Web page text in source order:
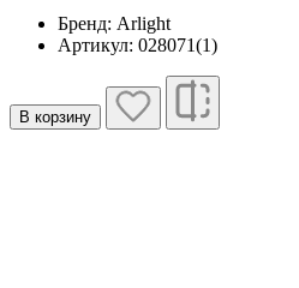
Бренд: Arlight
Артикул: 028071(1)
В корзину